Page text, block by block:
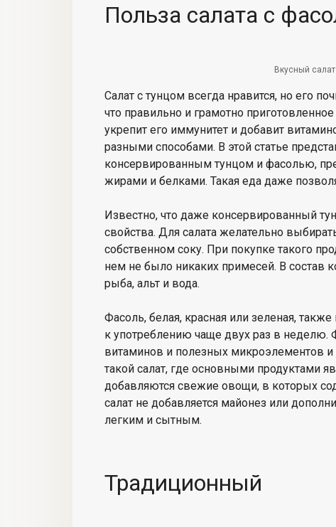
Польза салата с
Вкусный
Салат с тунцом всегда нравится, но его
что правильно и грамотно
укрепит его иммунитет и добавит
разными способами. В этой статье
консервированным тунцом и фасолью,
жирами и белками. Такая еда даже
Известно, что даже консервированный
свойства. Для салата желательно
собственном соку. При покупке такого
нем не было никаких примесей. В состав
рыба, альт и вода.
Фасоль, белая, красная или зеленая,
к употреблению чаще двух раз в неделю.
витаминов и полезных микроэлементов
такой салат, где основными продуктами
добавляются свежие овощи, в которых
салат не добавляется майонез или
легким и сытным.
Традиционный